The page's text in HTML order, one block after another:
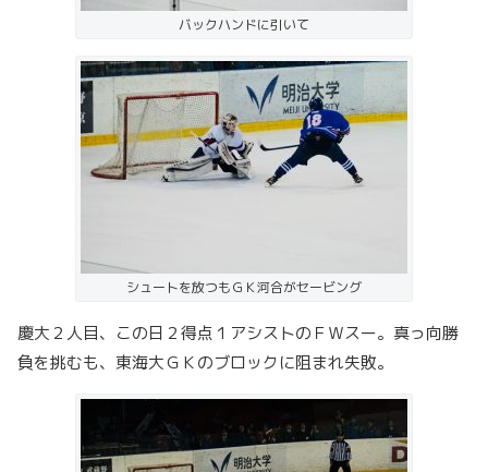
バックハンドに引いて
シュートを放つもＧＫ河合がセービング
慶大２人目、この日２得点１アシストのＦＷスー。真っ向勝
負を挑むも、東海大ＧＫのブロックに阻まれ失敗。